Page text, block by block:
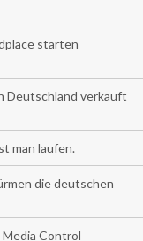
starten
Deutschland verkauft
man laufen.
die deutschen
Control